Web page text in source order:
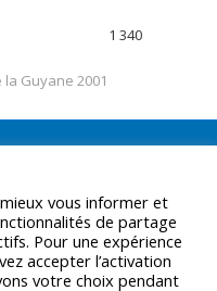
1 340
Guyane 2001
vous informer et
de partage
Pour une expérience
accepter l’activation
votre choix pendant